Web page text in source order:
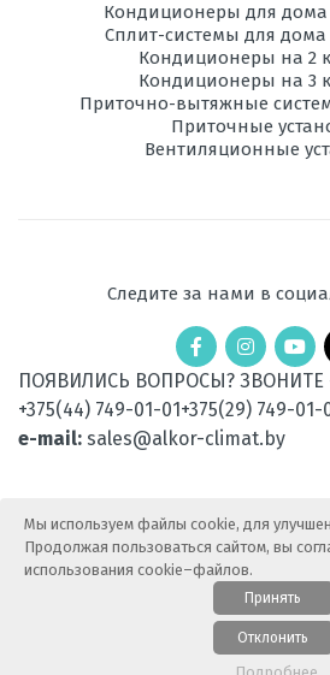
Кондиционеры для
Сплит-системы для
Кондиционеры на 2
Кондиционеры на 3
Приточно-вытяжные
Приточные
Вентиляционные
Следите за нами в
ПОЯВИЛИСЬ ВОПРОСЫ? ЗВОНИТЕ
+375(44) 749-01-01 +375(29) 749-01-
e-mail: sales@alkor-climat.by
© 2015-2025 АлькорКлимат —
техники. Все права
Мы используем файлы cookie, для
Продолжая пользоваться сайтом, вы
использования cookie–файлов.
Принять
Отклонить